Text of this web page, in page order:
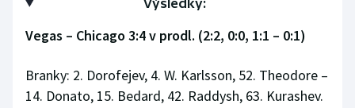
Výsledky:
Vegas – Chicago 3:4 v prodl. (2:2, 0:0, 1:1 – 0:1)
Branky: 2. Dorofejev, 4. W. Karlsson, 52. Theodore –
14. Donato, 15. Bedard, 42. Raddysh, 63. Kurashev.